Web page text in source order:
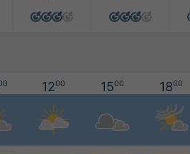
1200 1500 1800